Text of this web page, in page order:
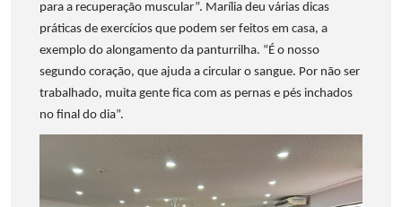
para a recuperação muscular”. Marília deu várias dicas
práticas de exercícios que podem ser feitos em casa, a
exemplo do alongamento da panturrilha. “É o nosso
segundo coração, que ajuda a circular o sangue. Por não ser
trabalhado, muita gente fica com as pernas e pés inchados
no final do dia”.